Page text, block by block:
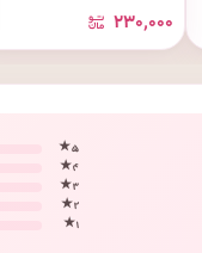
۲۳۰٬۰۰۰
۵ ★
۴ ★
۳ ★
۲ ★
۱ ★